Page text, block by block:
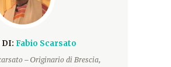
DI: Fabio Scarsato
– Originario di Brescia,